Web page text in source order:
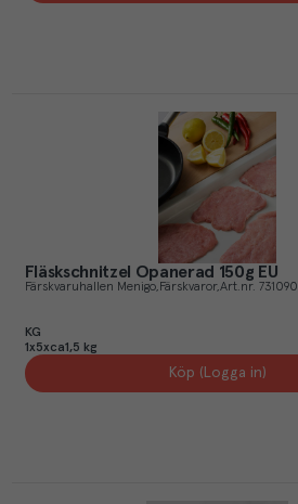
Fläskschnitzel Opanerad 150g EU
Färskvaruhallen Menigo Färskvaror Art.nr. 731090
KG
1x5xca1,5 kg
Köp (Logga in)